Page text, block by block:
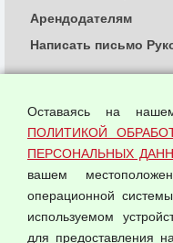
Политика обработки и
персональных данных
Согласием на
Оферта оптовой
Публичная оферта
Арендодателям
Написать письмо
Оставаясь на
ПОЛИТИКОЙ
ПЕРСОНАЛЬНЫХ
вашем
операционной
используемом
для предоставления